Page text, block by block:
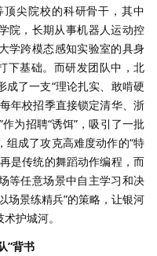
尖院校的科研骨干，其中
院，长期从事机器人运动控
学跨模态感知实验室的具身
下基础。而研发团队中，北
了一支“理论扎实、敢啃硬
年校招季直接锁定清华、浙
为招聘“诱饵”，吸引了一批
成了攻克高难度动作的“特
是传统的舞蹈动作编程，而
等任意场景中自主学习和决
场景练精兵”的策略，让银河
护城河。
”背书​